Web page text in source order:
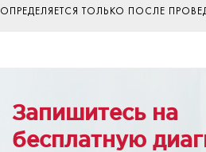
ОПРЕДЕЛЯЕТСЯ ТОЛЬКО ПОСЛЕ
Запишитесь на
бесплатную